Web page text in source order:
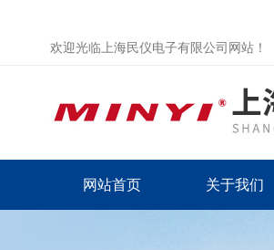
欢迎光临上海民仪电子有限公司网站！
网站首页 关于我们